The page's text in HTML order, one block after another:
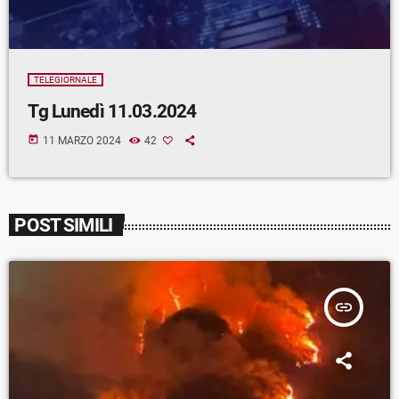
TELEGIORNALE
Tg Lunedì 11.03.2024
today 11 MARZO 2024 42
POST SIMILI
insert_link